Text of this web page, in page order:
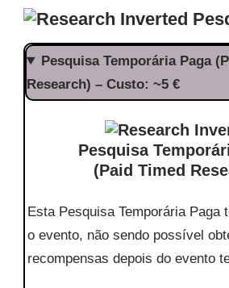
Pesquisa Temporária Paga
Research) – Custo: ~5 €
Pesquisa
(Paid Timed
Esta Pesquisa Temporária Paga
o evento, não sendo possível
recompensas depois do evento